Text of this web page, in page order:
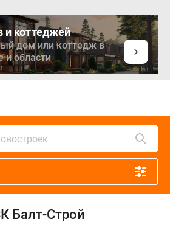
и коттеджей
дом или коттедж в
и области
Балт-Строй